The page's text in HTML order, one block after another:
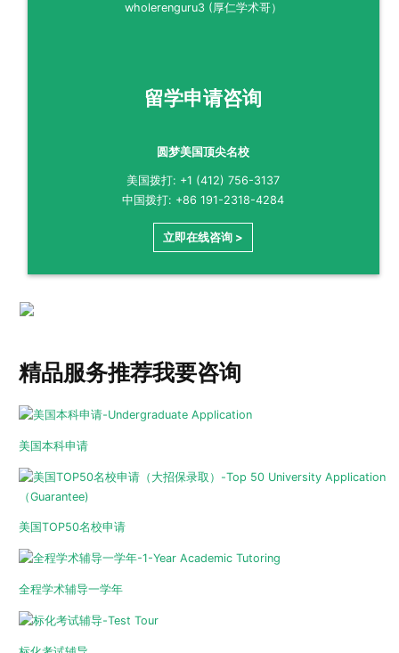
wholerenguru3 (厚仁学术哥）
留学申请咨询
圆梦美国顶尖名校
美国拨打: +1 (412) 756-3137
中国拨打: +86 191-2318-4284
立即在线咨询 >
精品服务推荐我要咨询
美国本科申请
美国TOP50名校申请
全程学术辅导一学年